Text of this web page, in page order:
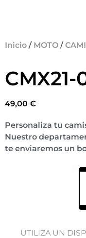
Inicio / MOTO /
CMX21-
49,00 €
Personaliza tu
Nuestro
te enviaremos un
UTILIZA UN